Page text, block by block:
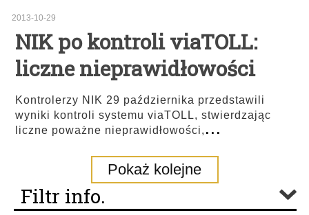
2013-10-29
NIK po kontroli viaTOLL:
liczne nieprawidłowości
Kontrolerzy NIK 29 października przedstawili
wyniki kontroli systemu viaTOLL, stwierdzając
liczne poważne nieprawidłowości,...
Pokaż kolejne
Filtr info.